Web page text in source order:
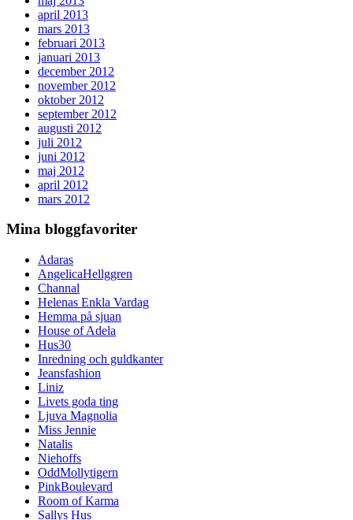
april 2013
mars 2013
februari 2013
januari 2013
december 2012
november 2012
oktober 2012
september 2012
augusti 2012
juli 2012
juni 2012
maj 2012
april 2012
mars 2012
Mina bloggfavoriter
Adaras
AngelicaHellggren
Channal
Helenas Enkla Vardag
Hemma på sjuan
House of Adela
Hus30
Inredning och guldkanter
Jeansfashion
Liniz
Livets goda ting
Ljuva Magnolia
Miss Jennie
Natalis
Niehoffs
OddMollytigern
PinkBoulevard
Room of Karma
Sallys Hus